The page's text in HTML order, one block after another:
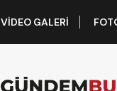
VIDEO GALERI